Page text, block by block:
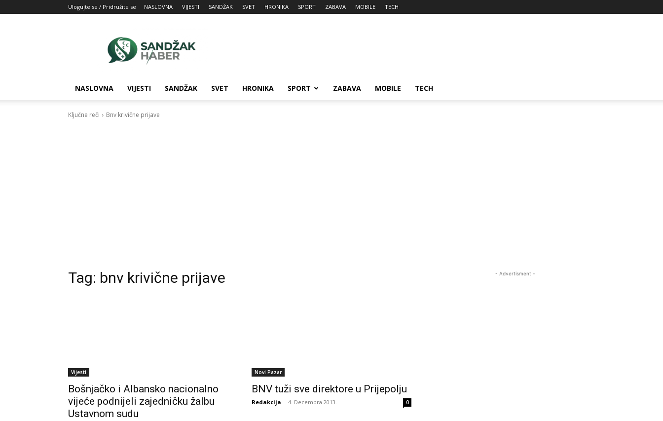
Ulogujte se / Pridružite se NASLOVNA VIJESTI SANDŽAK SVET HRONIKA SPORT ZABAVA MOBILE TECH
Vaš
izvor
NASLOVNA VIJESTI SANDŽAK SVET HRONIKA SPORT ZABAVA MOBILE TECH
Ključne reči Bnv krivične prijave
Tag: bnv krivične prijave
Vijesti
Bošnjačko i Albansko nacionalno
vijeće podnijeli zajedničku žalbu
Ustavnom sudu
Novi Pazar
BNV tuži sve direktore u Prijepolju
Redakcija - 4. Decembra 2013. 0
- Advertisment -